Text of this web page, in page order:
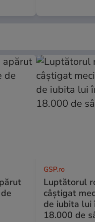
GSP.ro
Luptătorul
câștigat
de iubita lui
18.000 de